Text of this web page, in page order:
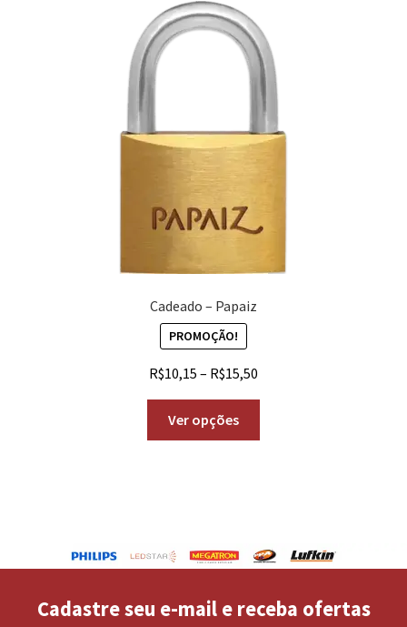
Cadeado – Papaiz
PROMOÇÃO!
R$10,15 – R$15,50
Ver opções
Cadastre seu e-mail e receba ofertas